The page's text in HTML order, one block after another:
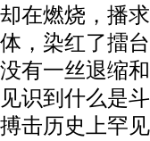
却在燃烧，播
体，染红了擂
没有一丝退缩
见识到什么是
搏击历史上罕